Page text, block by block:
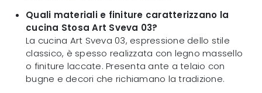
Quali materiali e finiture caratterizzano la
cucina Stosa Art Sveva 03?
La cucina Art Sveva 03, espressione dello stile
classico, è spesso realizzata con legno massello
o finiture laccate. Presenta ante a telaio con
bugne e decori che richiamano la tradizione.